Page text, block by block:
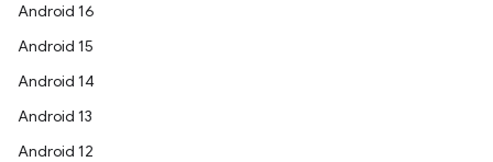
Android 16
Android 15
Android 14
Android 13
Android 12